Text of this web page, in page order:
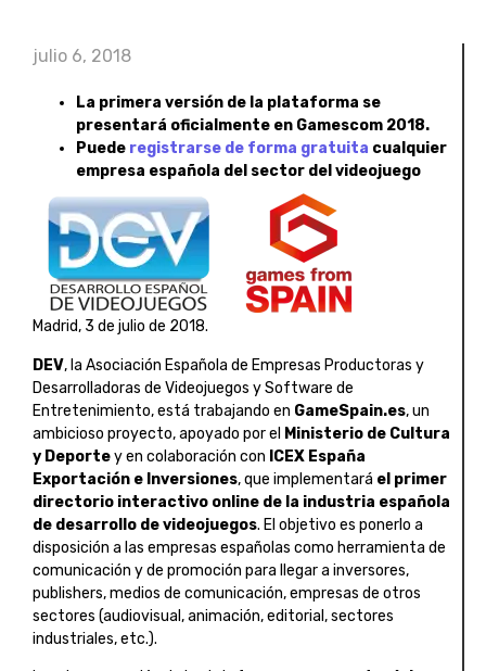
julio 6, 2018
La primera versión de la plataforma se
presentará oficialmente en Gamescom 2018.
Puede registrarse de forma gratuita cualquier
empresa española del sector del videojuego
Madrid, 3 de julio de 2018.
DEV, la Asociación Española de Empresas Productoras y
Desarrolladoras de Videojuegos y Software de
Entretenimiento, está trabajando en GameSpain.es, un
ambicioso proyecto, apoyado por el Ministerio de Cultura
y Deportey en colaboración con ICEX España
Exportación e Inversiones, que implementará el primer
directorio interactivo online de la industria española
de desarrollo de videojuegos. El objetivo es ponerlo a
disposición a las empresas españolas como herramienta de
comunicación y de promoción para llegar a inversores,
publishers, medios de comunicación, empresas de otros
sectores (audiovisual, animación, editorial, sectores
industriales, etc.).